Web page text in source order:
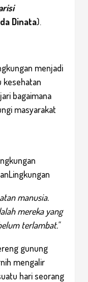
Dinata).
menjadi
kesehatan
bagaimana
masyarakat
manusia.
mereka yang
terlambat."
gunung
mengalir
hari seorang